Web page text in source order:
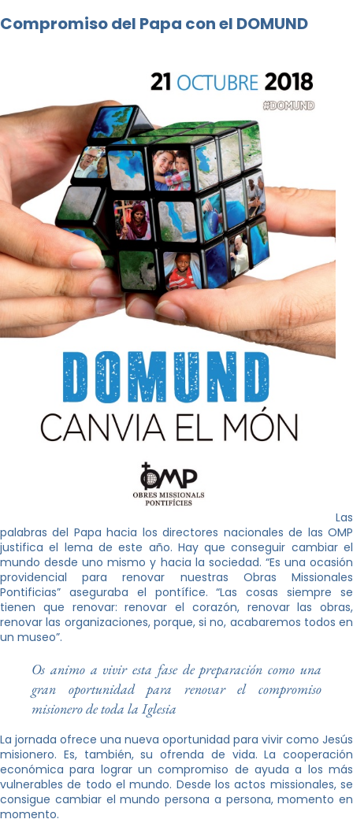
Compromiso del Papa con el DOMUND
Las
palabras del Papa hacia los directores nacionales de las OMP
justifica el lema de este año. Hay que conseguir cambiar el
mundo desde uno mismo y hacia la sociedad. “Es una ocasión
providencial para renovar nuestras Obras Missionales
Pontificias” aseguraba el pontífice. “Las cosas siempre se
tienen que renovar: renovar el corazón, renovar las obras,
renovar las organizaciones, porque, si no, acabaremos todos en
un museo”.
Os animo a vivir esta fase de preparación como una
gran oportunidad para renovar el compromiso
misionero de toda la Iglesia
La jornada ofrece una nueva oportunidad para vivir como Jesús
misionero. Es, también, su ofrenda de vida. La cooperación
económica para lograr un compromiso de ayuda a los más
vulnerables de todo el mundo. Desde los actos missionales, se
consigue cambiar el mundo persona a persona, momento en
momento.